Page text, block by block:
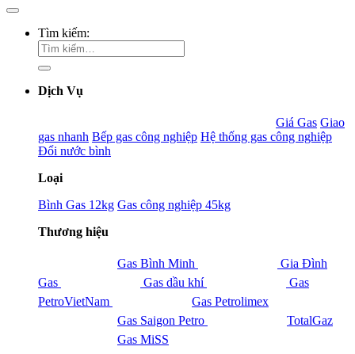
Tìm kiếm:
Dịch Vụ
Giá Gas Giao
gas nhanh Bếp gas công nghiệp Hệ thống gas công nghiệp
Đổi nước bình
Loại
Bình Gas 12kg Gas công nghiệp 45kg
Thương hiệu
Gas Bình Minh
Gia Đình
Gas
Gas dầu khí
Gas
PetroVietNam
Gas Petrolimex
Gas Saigon Petro
TotalGaz
Gas MiSS